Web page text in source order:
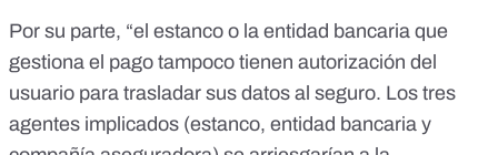
Por su parte, “el estanco o la entidad bancaria que
gestiona el pago tampoco tienen autorización del
usuario para trasladar sus datos al seguro. Los tres
agentes implicados (estanco, entidad bancaria y